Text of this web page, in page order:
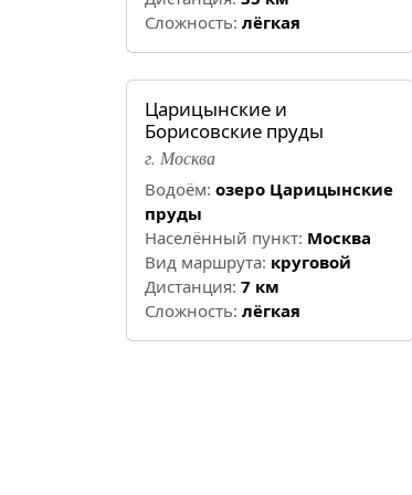
Cложность: лёгкая
Царицынские и
Борисовские пруды
г. Москва
Водоём: озеро Царицынские
пруды
Населённый пункт: Москва
Вид маршрута: круговой
Дистанция: 7 км
Cложность: лёгкая